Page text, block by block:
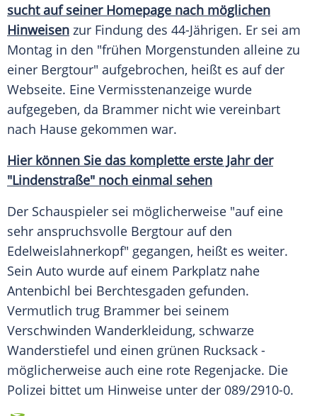
sucht auf seiner Homepage nach möglichen
Hinweisen zur Findung des 44-Jährigen. Er sei am
Montag in den "frühen Morgenstunden alleine zu
einer Bergtour" aufgebrochen, heißt es auf der
Webseite. Eine Vermisstenanzeige wurde
aufgegeben, da Brammer nicht wie vereinbart
nach Hause gekommen war.
Hier können Sie das komplette erste Jahr der
"Lindenstraße" noch einmal sehen
Der Schauspieler sei möglicherweise "auf eine
sehr anspruchsvolle Bergtour auf den
Edelweislahnerkopf" gegangen, heißt es weiter.
Sein Auto wurde auf einem Parkplatz nahe
Antenbichl bei Berchtesgaden gefunden.
Vermutlich trug Brammer bei seinem
Verschwinden Wanderkleidung, schwarze
Wanderstiefel und einen grünen Rucksack -
möglicherweise auch eine rote Regenjacke. Die
Polizei bittet um Hinweise unter der 089/2910-0.